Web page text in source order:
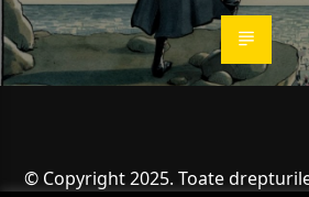
© Copyright 2025. Toate